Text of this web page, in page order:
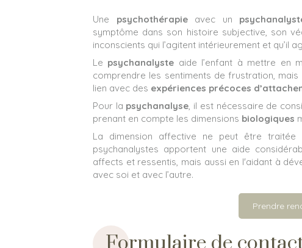
Une psychothérapie avec un
symptôme dans son histoire subjective, son
inconscients qui l’agitent intérieurement et qu’il
Le psychanalyste aide l’enfant à mettre en
comprendre les sentiments de frustration,
lien avec des expériences précoces
Pour la psychanalyse, il est nécessaire de
prenant en compte les dimensions biologiques
La dimension affective ne peut être traitée
psychanalystes apportent une aide
affects et ressentis, mais aussi en l'aidant à
avec soi et avec l’autre.
Prendre